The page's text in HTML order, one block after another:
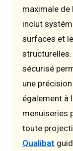
maximale de
inclut
surfaces et
sécurisé
une
également à
menuiseries
toute
Qualibat